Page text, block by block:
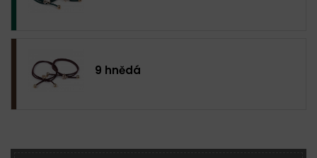
9 hnědá